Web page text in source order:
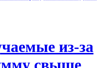
из-за
свыше